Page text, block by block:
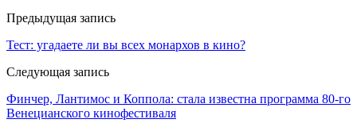
Предыдущая запись
Тест: угадаете ли вы всех монархов в кино?
Следующая запись
Финчер, Лантимос и Коппола: стала известна программа 80-го
Венецианского кинофестиваля